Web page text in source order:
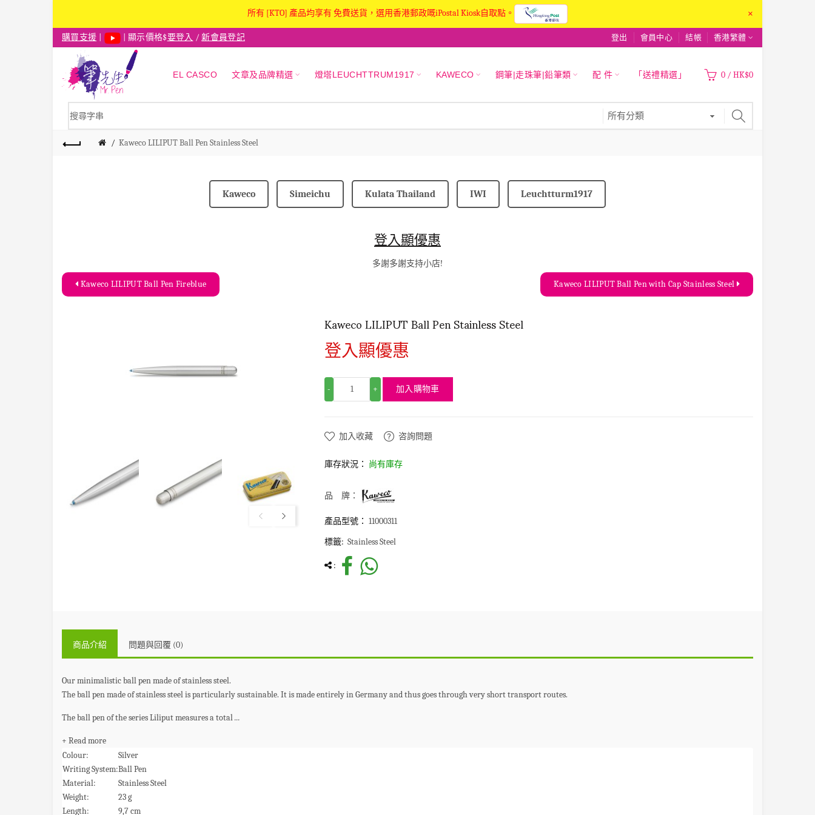
所有 [KTO] 產品均享有 免費送貨，選用香港郵政嘅iPostal Kiosk自取點。 ×
購買支援 | 顯示價格$要登入 /新會員登記 登出 會員中心 結帳 香港繁體
EL CASCO 文章及品牌精選 燈塔LEUCHTTRUM1917 KAWECO 鋼筆|走珠筆|鉛筆類 配 件 「送禮精選」 0 / HK$0
Kaweco LILIPUT Ball Pen Stainless Steel
Kaweco Simeichu Kulata Thailand IWI Leuchtturm1917
登入顯優惠
多謝多謝支持小店!
Kaweco LILIPUT Ball Pen Fireblue
Kaweco LILIPUT Ball Pen with Cap Stainless Steel
Kaweco LILIPUT Ball Pen Stainless Steel
登入顯優惠
- + 加入購物車
加入收藏 咨詢問題
庫存狀況： 尚有庫存
品 牌：
產品型號： 11000311
標籤: Stainless Steel
:
商品介紹 問題與回覆 (0)
Our minimalistic ball pen made of stainless steel.
The ball pen made of stainless steel is particularly sustainable. It is made entirely in Germany and thus goes through very short transport routes.
The ball pen of the series Liliput measures a total...
+ Read more
Colour:
Silver
Writing System:Ball Pen
Material:
Stainless Steel
Weight:
23 g
Length:
9,7 cm